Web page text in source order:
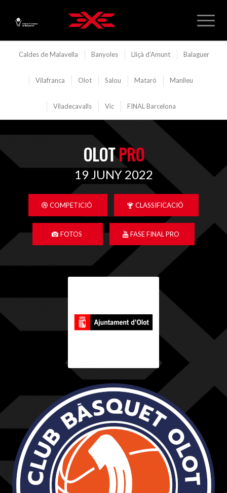
Caldes de Malavella Banyoles Lliçà d’Amunt Balaguer
Vilafranca Olot Salou Mataró Manlleu
Viladecavalls Vic FINAL Barcelona
OLOTPRO
19 JUNY 2022
COMPETICIÓ CLASSIFICACIÓ
FOTOS FASE FINAL PRO